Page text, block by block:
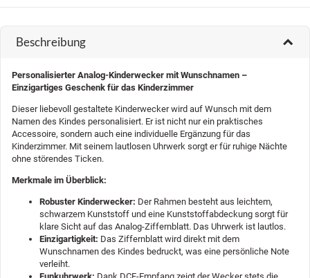
Beschreibung
Personalisierter Analog-Kinderwecker mit Wunschnamen –
Einzigartiges Geschenk für das Kinderzimmer
Dieser liebevoll gestaltete Kinderwecker wird auf Wunsch mit dem
Namen des Kindes personalisiert. Er ist nicht nur ein praktisches
Accessoire, sondern auch eine individuelle Ergänzung für das
Kinderzimmer. Mit seinem lautlosen Uhrwerk sorgt er für ruhige Nächte
ohne störendes Ticken.
Merkmale im Überblick:
Robuster Kinderwecker: Der Rahmen besteht aus leichtem,
schwarzem Kunststoff und eine Kunststoffabdeckung sorgt für
klare Sicht auf das Analog-Ziffernblatt. Das Uhrwerk ist lautlos.
Einzigartigkeit: Das Ziffernblatt wird direkt mit dem
Wunschnamen des Kindes bedruckt, was eine persönliche Note
verleiht.